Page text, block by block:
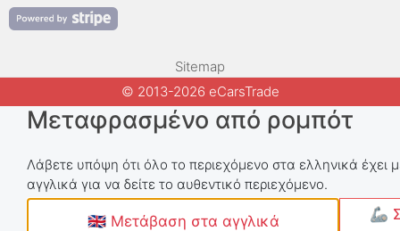
Sitemap
© 2013-2026 eCarsTrade
Μεταφρασμένο από ρομπότ
Λάβετε υπόψη ότι όλο το περιεχόμενο στα ελληνικά έχει
αγγλικά για να δείτε το αυθεντικό περιεχόμενο.
🇬🇧 Μετάβαση στα αγγλικά 🦾